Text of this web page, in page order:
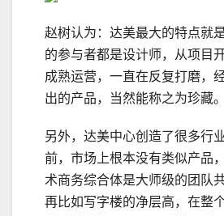
赵树认为：达美最大的特点就
的参与者都是设计师，从项目
成熟运营，一直在反复打磨，
出的产品，当然能称之为珍藏。
另外，达美中心创造了很多行
前，市场上根本没有类似产品
术商务综合体是大师级的团队
再比如写字楼的净层高，在整